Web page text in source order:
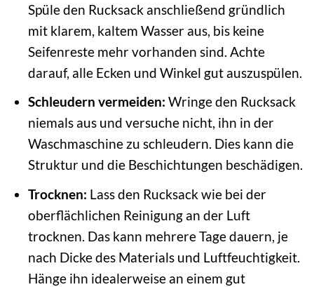
Spüle den Rucksack anschließend gründlich
mit klarem, kaltem Wasser aus, bis keine
Seifenreste mehr vorhanden sind. Achte
darauf, alle Ecken und Winkel gut auszuspülen.
Schleudern vermeiden: Wringe den Rucksack
niemals aus und versuche nicht, ihn in der
Waschmaschine zu schleudern. Dies kann die
Struktur und die Beschichtungen beschädigen.
Trocknen: Lass den Rucksack wie bei der
oberflächlichen Reinigung an der Luft
trocknen. Das kann mehrere Tage dauern, je
nach Dicke des Materials und Luftfeuchtigkeit.
Hänge ihn idealerweise an einem gut